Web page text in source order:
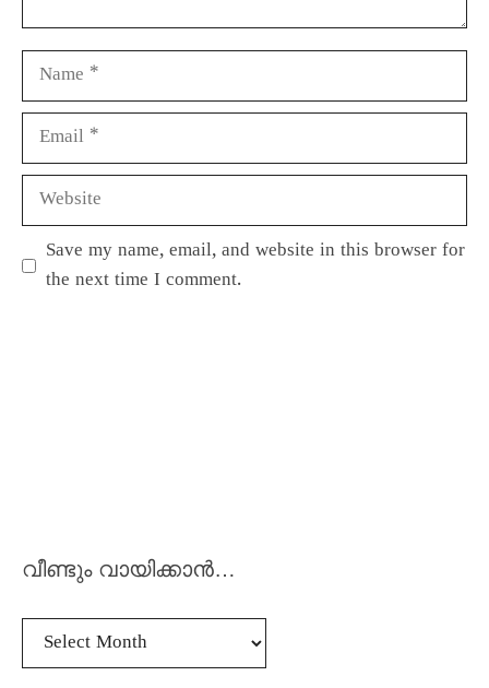
Save my name, email, and website in this browser for
the next time I comment.
വീണ്ടും വായിക്കാൻ…